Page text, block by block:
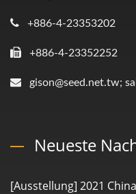
+886-4-23353202
+886-4-23352252
gison@seed.net.tw;
Neueste
[Ausstellung] 2021